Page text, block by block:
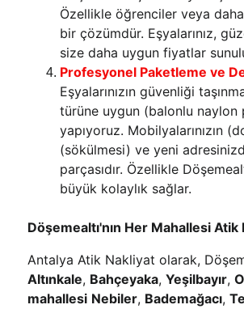
Özellikle öğrenciler veya
bir çözümdür. Eşyalarınız,
size daha uygun fiyatlar
Profesyonel Paketleme ve
Eşyalarınızın güvenliği
türüne uygun (balonlu
yapıyoruz. Mobilyalarınızın
(sökülmesi) ve yeni
parçasıdır. Özellikle
büyük kolaylık sağlar.
Döşemealtı'nın Her Mahallesi
Antalya Atik Nakliyat olarak,
Altınkale, Bahçeyaka, Yeşilbayır,
mahallesi Nebiler, Bademağacı,